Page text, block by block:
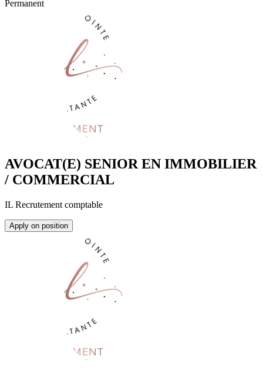
Permanent
AVOCAT(E) SENIOR EN IMMOBILIER
/ COMMERCIAL
IL Recrutement comptable
Apply on position